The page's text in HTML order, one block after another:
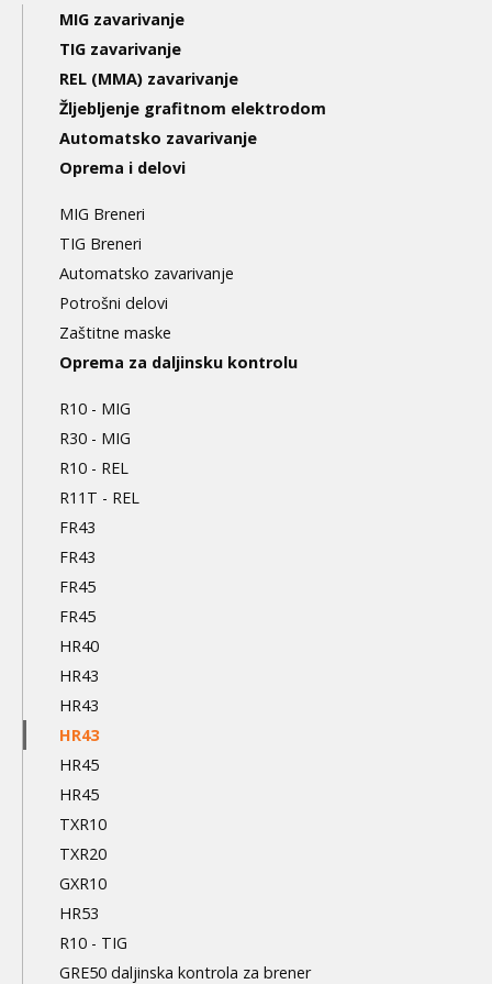
Main
navigation
3nd
level
MIG zavarivanje
TIG zavarivanje
REL (MMA) zavarivanje
Žljebljenje grafitnom elektrodom
Automatsko zavarivanje
Oprema i delovi
MIG Breneri
TIG Breneri
Automatsko zavarivanje
Potrošni delovi
Zaštitne maske
Oprema za daljinsku kontrolu
R10 - MIG
R30 - MIG
R10 - REL
R11T - REL
FR43
FR43
FR45
FR45
HR40
HR43
HR43
HR43
HR45
HR45
TXR10
TXR20
GXR10
HR53
R10 - TIG
GRE50 daljinska kontrola za brener